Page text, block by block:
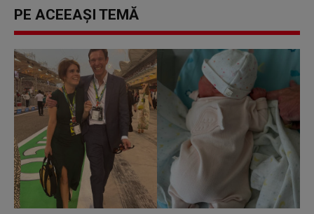
PE ACEEAȘI TEMĂ